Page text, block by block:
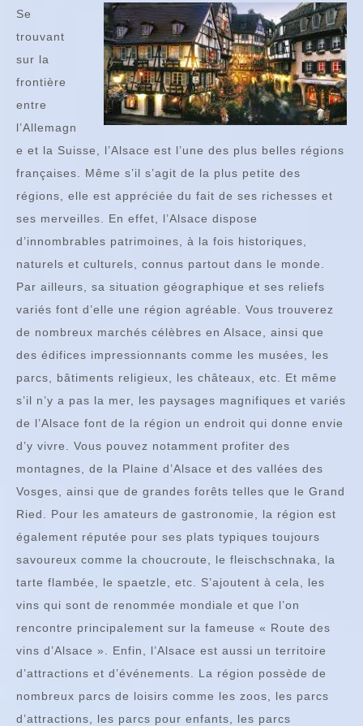
Se
trouvant
sur la
frontière
entre
l’Allemagn
e et la Suisse, l’Alsace est l’une des plus belles régions
françaises. Même s’il s’agit de la plus petite des
régions, elle est appréciée du fait de ses richesses et
ses merveilles. En effet, l’Alsace dispose
d’innombrables patrimoines, à la fois historiques,
naturels et culturels, connus partout dans le monde.
Par ailleurs, sa situation géographique et ses reliefs
variés font d’elle une région agréable. Vous trouverez
de nombreux marchés célèbres en Alsace, ainsi que
des édifices impressionnants comme les musées, les
parcs, bâtiments religieux, les châteaux, etc. Et même
s’il n’y a pas la mer, les paysages magnifiques et variés
de l’Alsace font de la région un endroit qui donne envie
d’y vivre. Vous pouvez notamment profiter des
montagnes, de la Plaine d’Alsace et des vallées des
Vosges, ainsi que de grandes forêts telles que le Grand
Ried. Pour les amateurs de gastronomie, la région est
également réputée pour ses plats typiques toujours
savoureux comme la choucroute, le fleischschnaka, la
tarte flambée, le spaetzle, etc. S’ajoutent à cela, les
vins qui sont de renommée mondiale et que l’on
rencontre principalement sur la fameuse « Route des
vins d’Alsace ». Enfin, l’Alsace est aussi un territoire
d’attractions et d’événements. La région possède de
nombreux parcs de loisirs comme les zoos, les parcs
d’attractions, les parcs pour enfants, les parcs